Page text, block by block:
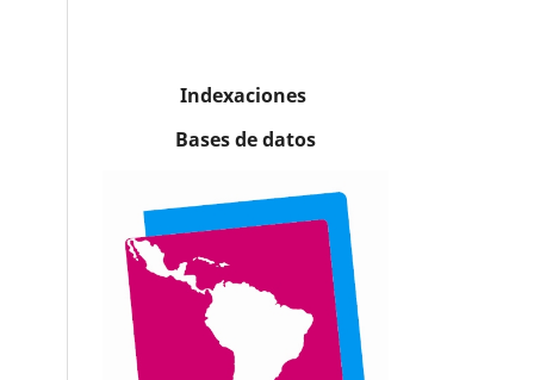
Indexaciones
Bases de datos